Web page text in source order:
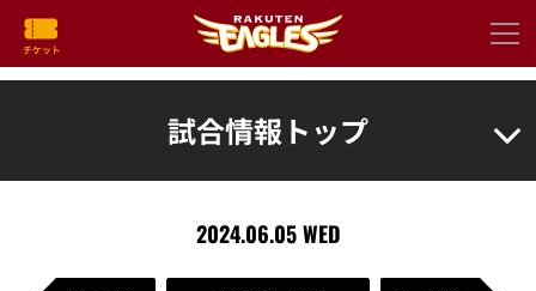
試合情報トップ
2024.06.05 WED